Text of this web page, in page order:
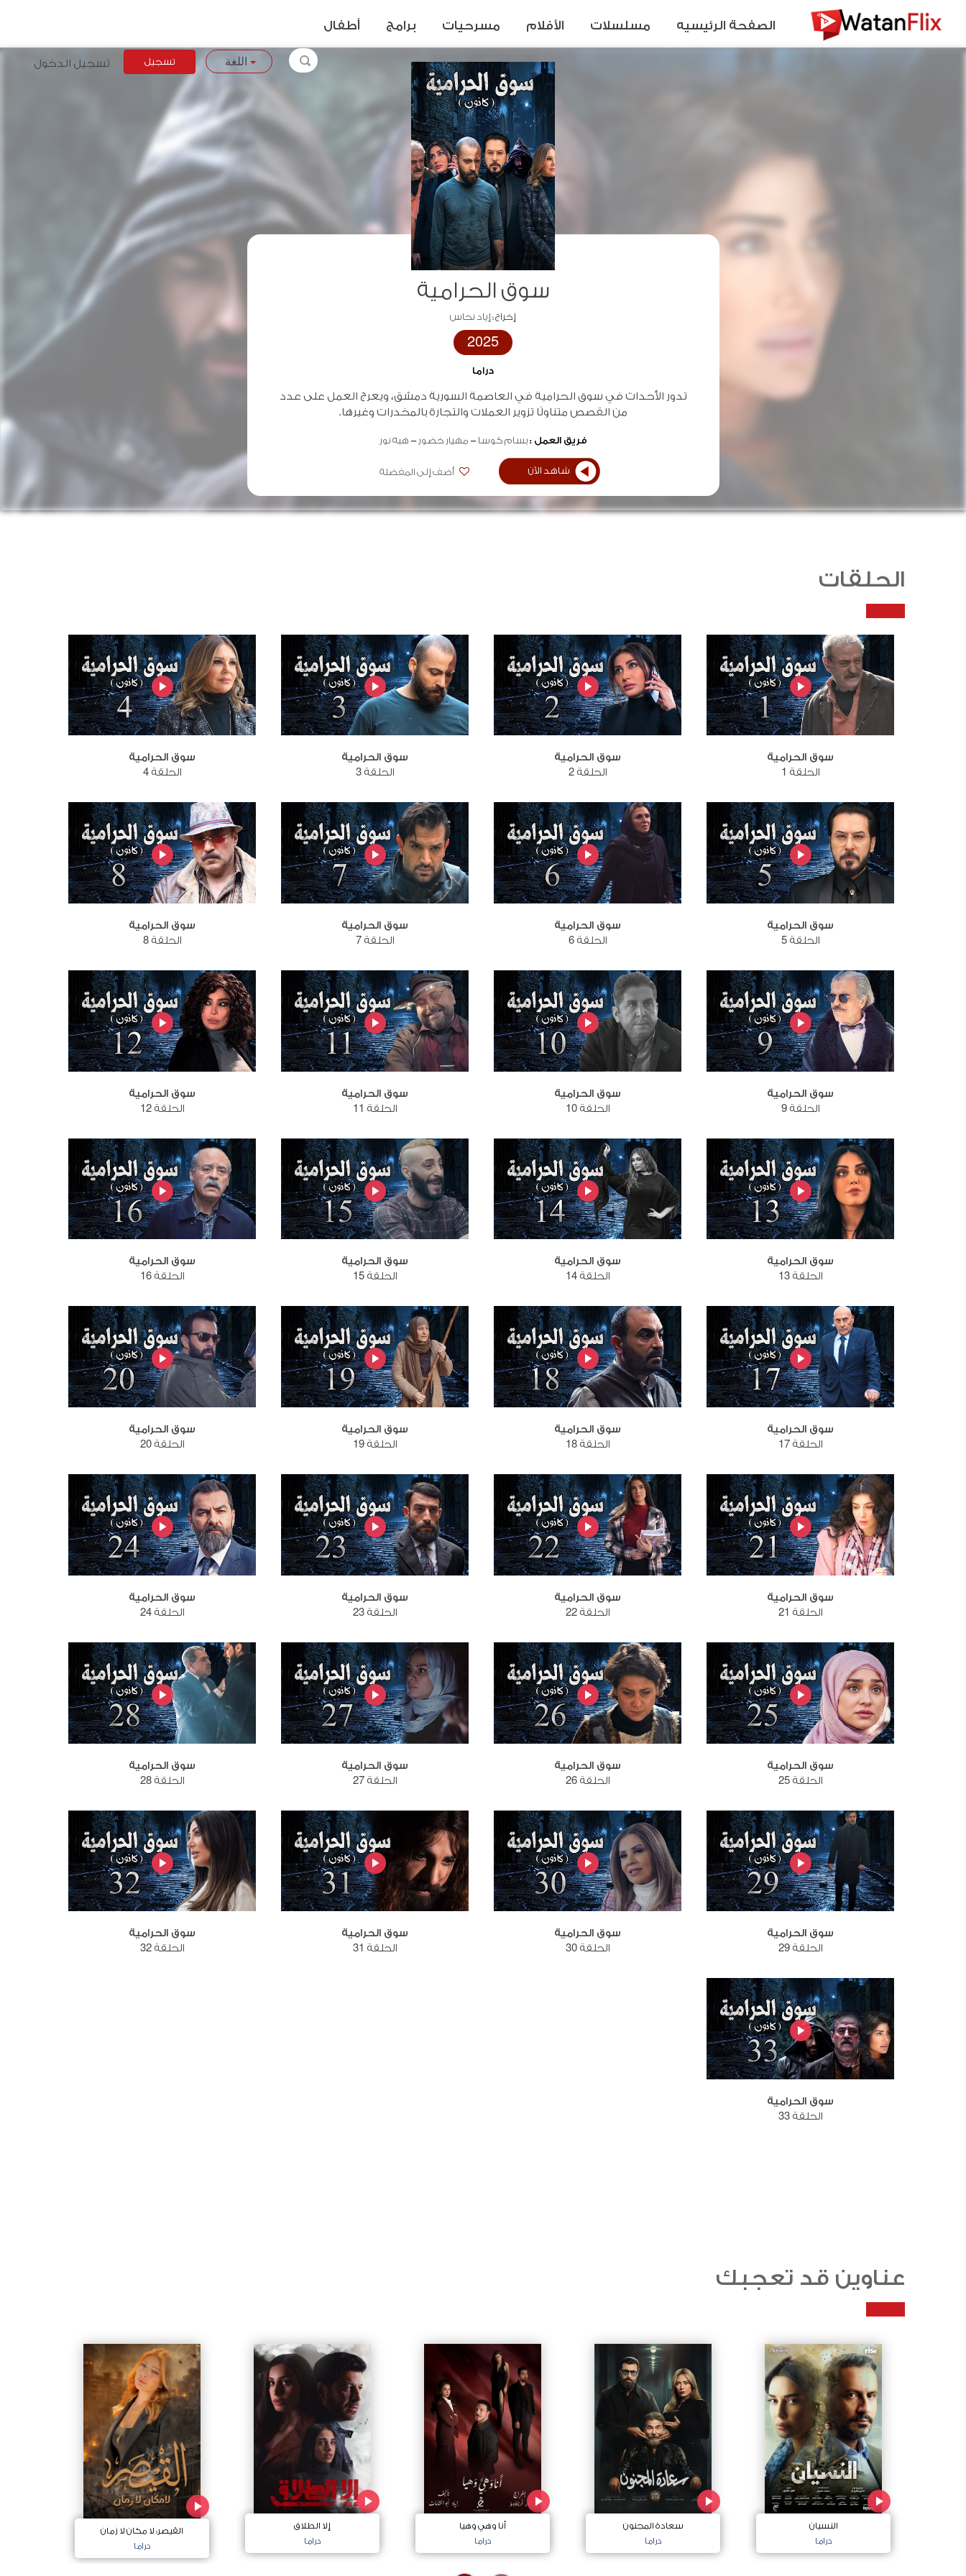
سوق الحرامية
إخراج :إياد نحاس
2025
دراما
تدور الأحداث في سوق الحرامية في العاصمة السورية دمشق، ويعرج العمل على عدد
من القصص متناولًا تزوير العملات والتجارة بالمخدرات وغيرها.
فريق العمل :بسام كوسا مهيار خضور هبه نور
شاهد الآن أضف إلى المفضلة
الحلقات
سوق الحرامية
الحلقة 1
سوق الحرامية
الحلقة 2
سوق الحرامية
الحلقة 3
سوق الحرامية
الحلقة 4
سوق الحرامية
الحلقة 5
سوق الحرامية
الحلقة 6
سوق الحرامية
الحلقة 7
سوق الحرامية
الحلقة 8
سوق الحرامية
الحلقة 9
سوق الحرامية
الحلقة 10
سوق الحرامية
الحلقة 11
سوق الحرامية
الحلقة 12
سوق الحرامية
الحلقة 13
سوق الحرامية
الحلقة 14
سوق الحرامية
الحلقة 15
سوق الحرامية
الحلقة 16
سوق الحرامية
الحلقة 17
سوق الحرامية
الحلقة 18
سوق الحرامية
الحلقة 19
سوق الحرامية
الحلقة 20
سوق الحرامية
الحلقة 21
سوق الحرامية
الحلقة 22
سوق الحرامية
الحلقة 23
سوق الحرامية
الحلقة 24
سوق الحرامية
الحلقة 25
سوق الحرامية
الحلقة 26
سوق الحرامية
الحلقة 27
سوق الحرامية
الحلقة 28
سوق الحرامية
الحلقة 29
سوق الحرامية
الحلقة 30
سوق الحرامية
الحلقة 31
سوق الحرامية
الحلقة 32
سوق الحرامية
الحلقة 33
عناوين قد تعجبك
النسيان
دراما
سعادة المجنون
دراما
أنا وهي وهيا
دراما
إلا الطلاق
دراما
القيصر: لا مكان لا زمان
دراما
الصفحة الرئيسيه مسلسلات الأفلام مسرحيات برامج أطفال
اللغة تسجيل تسجيل الدخول